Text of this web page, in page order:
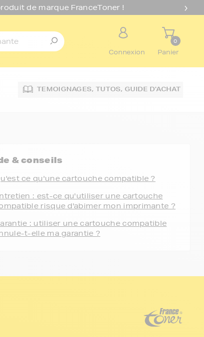
de marque FranceToner !
Connexion
0
Panier
TEMOIGNAGES, TUTOS,GUIDE D'ACHAT
& conseils
ce qu'une cartouche compatible ?
: est-ce qu'utiliser une cartouche
risque d'abimer mon imprimante ?
: utiliser une cartouche compatible
t-elle ma garantie ?